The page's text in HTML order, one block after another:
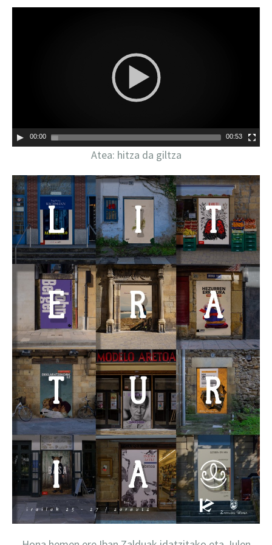
00:00 00:53
Atea: hitza da giltza